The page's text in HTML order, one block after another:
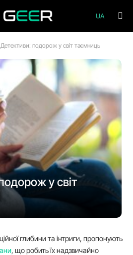
UA
Детективи: подорож у світ таємниць
у світ
глибини та інтриги, пропонують
, що робить їх надзвичайно